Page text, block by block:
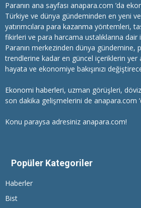
Paranın ana sayfası anapara.com ’da
Türkiye ve dünya gündeminden en yeni
yatırımcılara para kazanma yöntemleri,
fikirleri ve para harcama ustalıklarına dair
Paranın merkezinden dünya gündemine,
trendlerine kadar en güncel içeriklerin yer
hayata ve ekonomiye bakışınızı
Ekonomi haberleri, uzman görüşleri,
son dakika gelişmelerini de anapara.com
Konu paraysa adresiniz anapara.com!
Popüler Kategoriler
Haberler
Bist